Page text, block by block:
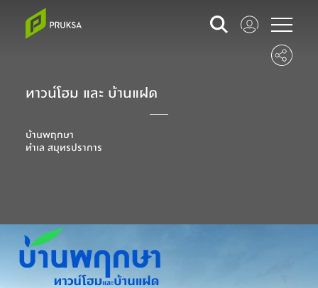
ทาวน์โฮม และ บ้านแฝด
บ้านพฤกษา
ทำเล สมุทรปราการ